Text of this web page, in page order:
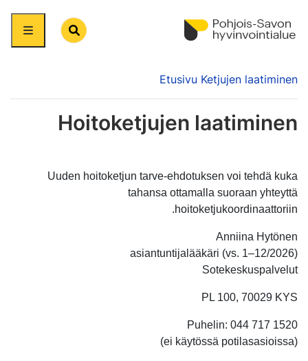
Search
Etusivu Ketjujen laatiminen
Hoitoketjujen laatiminen
Uuden hoitoketjun tarve-ehdotuksen voi tehdä kuka
tahansa ottamalla suoraan yhteyttä
hoitoketjukoordinaattoriin.
Anniina Hytönen
asiantuntijalääkäri (vs. 1–12/2026)
Sotekeskuspalvelut
PL 100, 70029 KYS
Puhelin: 044 717 1520
(ei käytössä potilasasioissa)